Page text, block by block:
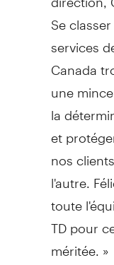
Se
services
Canada
une
la
et
nos
l'autre.
toute
TD pour
méritée. »